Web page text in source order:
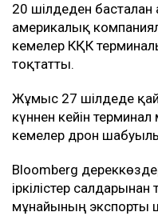
20 шілдеден
америкалық
кемелер КҚК
тоқтатты.
Жұмыс 27 шілдеде
күннен кейін
кемелер дрон
Bloomberg
іркілістер
мұнайының экспорты